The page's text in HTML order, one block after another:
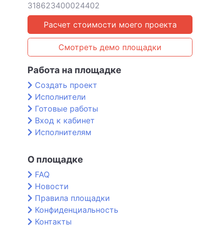
318623400024402
Расчет стоимости моего проекта
Смотреть демо площадки
Работа на площадке
Создать проект
Исполнители
Готовые работы
Вход к кабинет
Исполнителям
О площадке
FAQ
Новости
Правила площадки
Конфиденциальность
Контакты